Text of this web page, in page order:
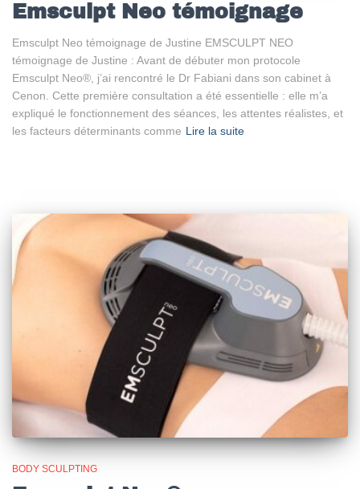
Emsculpt Neo témoignage
Emsculpt Neo témoignage de Justine EMSCULPT NEO
témoignage de Justine : Avant de débuter mon protocole
Emsculpt Neo®, j’ai rencontré le Dr Fabiani dans son cabinet à
Cenon. Cette première consultation a été essentielle : elle m’a
expliqué le fonctionnement des séances, les attentes réalistes, et
les facteurs déterminants comme Lire la suite
BODY SCULPTING